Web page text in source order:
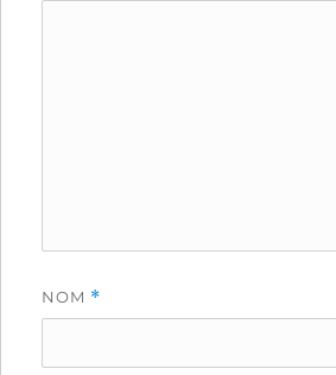
NOM *